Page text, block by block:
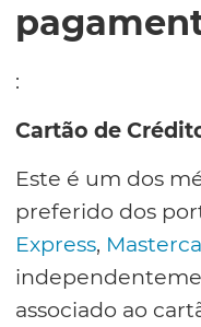
:
Cartão de
Este é um dos
preferido dos
Express,
associado ao